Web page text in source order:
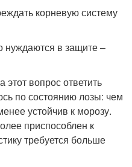
корневую систему
нуждаются в защите –
вопрос ответить
по состоянию лозы: чем
устойчив к морозу.
приспособлен к
требуется больше